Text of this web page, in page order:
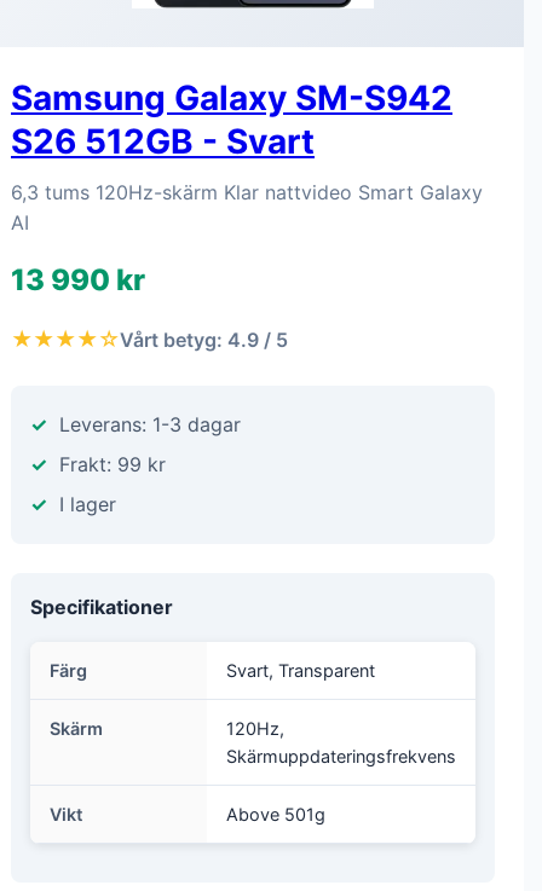
Samsung Galaxy SM-S942
S26 512GB - Svart
6,3 tums 120Hz-skärm Klar nattvideo Smart Galaxy
AI
13 990 kr
★★★★☆Vårt betyg: 4.9 / 5
Leverans: 1-3 dagar
Frakt: 99 kr
I lager
Specifikationer
Färg Svart, Transparent
Skärm
120Hz,
Skärmuppdateringsfrekvens
Vikt Above 501g